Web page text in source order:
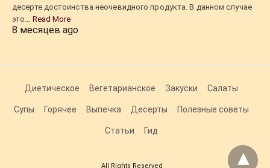
десерте достоинства неочевидного продукта. В данном случае
это… Read More
8 месяцев ago
Диетическое Вегетарианское Закуски Салаты
Супы Горячее Выпечка Десерты Полезные советы
Статьи Гид
All Rights Reserved